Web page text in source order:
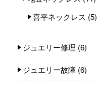
喜平ネックレス (5)
ジュエリー修理 (6)
ジュエリー故障 (6)